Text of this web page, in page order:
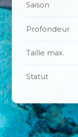
Saison
Profondeur
Taille max.
Statut